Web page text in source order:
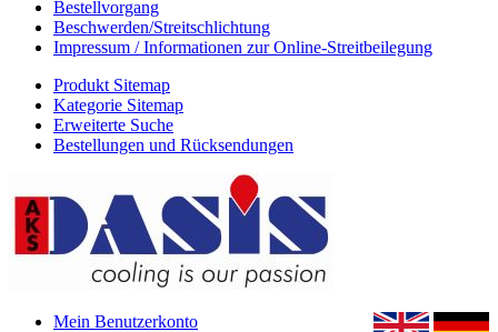
Bestellvorgang
Beschwerden/Streitschlichtung
Impressum / Informationen zur Online-Streitbeilegung
Produkt Sitemap
Kategorie Sitemap
Erweiterte Suche
Bestellungen und Rücksendungen
Mein Benutzerkonto